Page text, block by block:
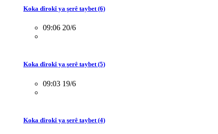
Koka dîrokî ya şerê taybet (6)
09:06 20/6
Koka dîrokî ya şerê taybet (5)
09:03 19/6
Koka dîrokî ya şerê taybet (4)